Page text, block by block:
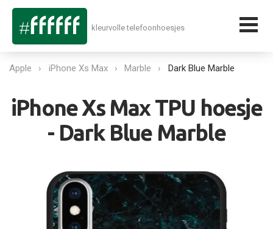
kleurvolle telefoonhoesjes
Apple iPhone Xs Max Marble Dark Blue Marble
iPhone Xs Max TPU hoesje
- Dark Blue Marble